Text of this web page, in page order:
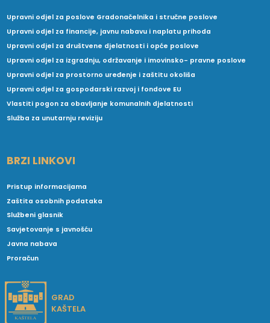
Upravni odjel za poslove Gradonačelnika i stručne poslove
Upravni odjel za financije, javnu nabavu i naplatu prihoda
Upravni odjel za društvene djelatnosti i opće poslove
Upravni odjel za izgradnju, održavanje i imovinsko- pravne poslove
Upravni odjel za prostorno uređenje i zaštitu okoliša
Upravni odjel za gospodarski razvoj i fondove EU
Vlastiti pogon za obavljanje komunalnih djelatnosti
Služba za unutarnju reviziju
BRZI LINKOVI
Pristup informacijama
Zaštita osobnih podataka
Službeni glasnik
Savjetovanje s javnošću
Javna nabava
Proračun
GRAD
KAŠTELA